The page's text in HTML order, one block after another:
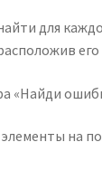
для
его
«Найди
на